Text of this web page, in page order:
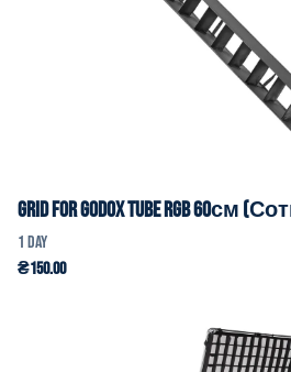
Grid for Godox Tube RGB 60см